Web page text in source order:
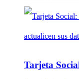
Tarjeta